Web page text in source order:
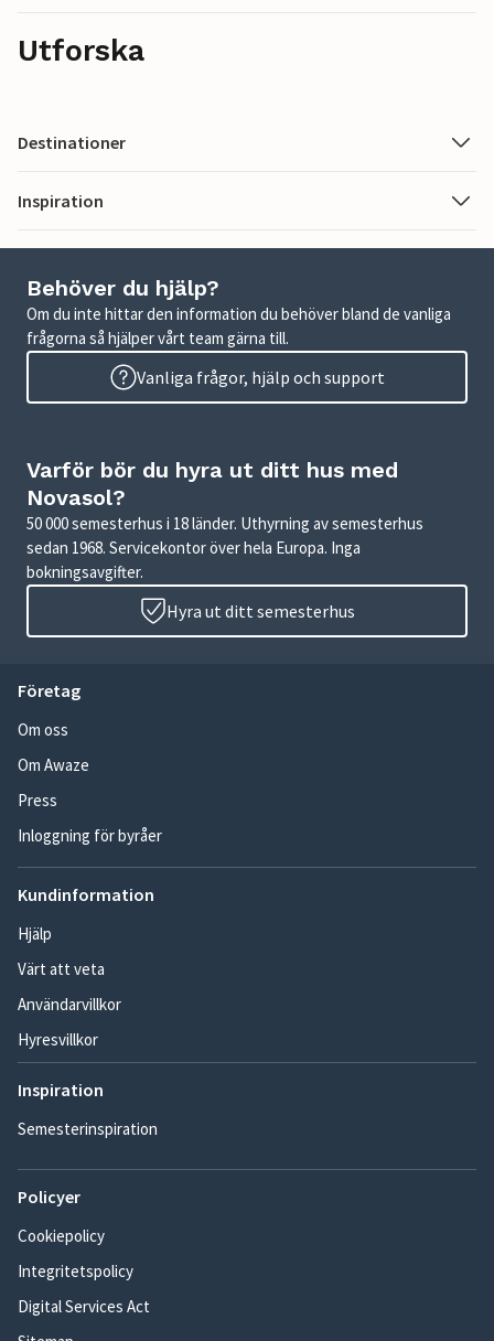
Utforska
Destinationer
Inspiration
Behöver du hjälp?
Om du inte hittar den information du behöver bland de vanliga
frågorna så hjälper vårt team gärna till.
Vanliga frågor, hjälp och support
Varför bör du hyra ut ditt hus med
Novasol?
50 000 semesterhus i 18 länder. Uthyrning av semesterhus
sedan 1968. Servicekontor över hela Europa. Inga
bokningsavgifter.
Hyra ut ditt semesterhus
Företag
Om oss
Om Awaze
Press
Inloggning för byråer
Kundinformation
Hjälp
Värt att veta
Användarvillkor
Hyresvillkor
Inspiration
Semesterinspiration
Policyer
Cookiepolicy
Integritetspolicy
Digital Services Act